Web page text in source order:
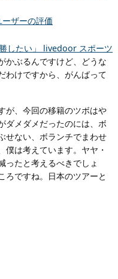
かぶるんですけど、どうな
わけですから、がんばって
が、今回の移籍のツボはや
ダメダメだったのには、ボ
せない、ボランチでまわせ
僕は考えています。ヤヤ・
ったと考えるべきでしょ
ろですね。日本のツアーと